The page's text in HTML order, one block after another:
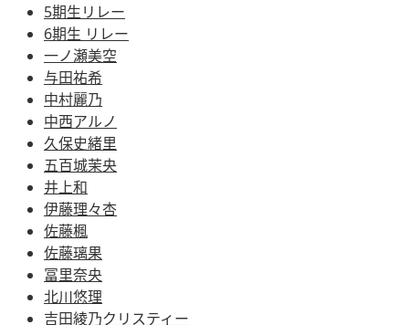
5期生リレー
6期生 リレー
一ノ瀬美空
与田祐希
中村麗乃
中西アルノ
久保史緒里
五百城茉央
井上和
伊藤理々杏
佐藤楓
佐藤璃果
冨里奈央
北川悠理
吉田綾乃クリスティー